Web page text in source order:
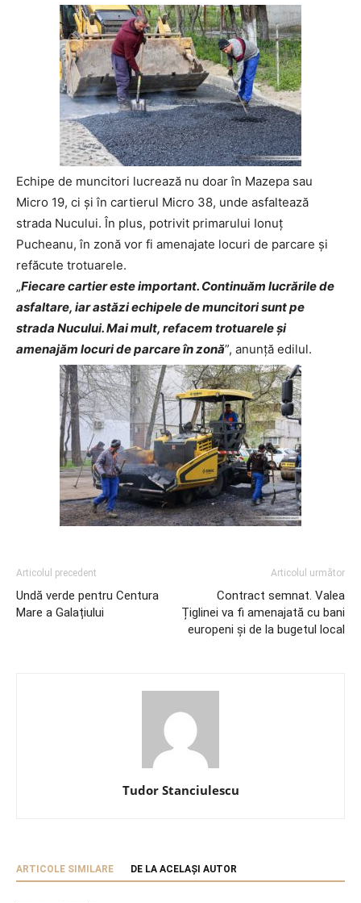
Echipe de muncitori lucrează nu doar în Mazepa sau
Micro 19, ci și în cartierul Micro 38, unde asfaltează
strada Nucului. În plus, potrivit primarului Ionuț
Pucheanu, în zonă vor fi amenajate locuri de parcare și
refăcute trotuarele.
„Fiecare cartier este important. Continuăm lucrările de
asfaltare, iar astăzi echipele de muncitori sunt pe
strada Nucului. Mai mult, refacem trotuarele și
amenajăm locuri de parcare în zonă”, anunță edilul.
Articolul precedent
Undă verde pentru Centura
Mare a Galațiului
Articolul următor
Contract semnat. Valea
Țiglinei va fi amenajată cu bani
europeni și de la bugetul local
Tudor Stanciulescu
ARTICOLE SIMILARE DE LA ACELAȘI AUTOR